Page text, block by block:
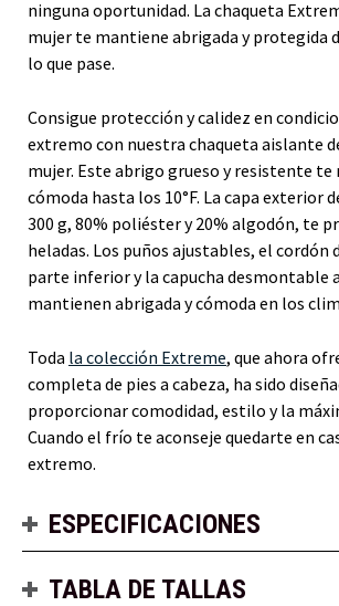
ninguna oportunidad. La chaqueta
mujer te mantiene abrigada y protegida
lo que pase.
Consigue protección y calidez en
extremo con nuestra chaqueta aislante
mujer. Este abrigo grueso y resistente
cómoda hasta los 10°F. La capa exterior
300 g, 80% poliéster y 20% algodón, te
heladas. Los puños ajustables, el cordón
parte inferior y la capucha desmontable
mantienen abrigada y cómoda en los
Toda la colección Extreme, que ahora
completa de pies a cabeza, ha sido
proporcionar comodidad, estilo y la
Cuando el frío te aconseje quedarte en
extremo.
ESPECIFICACIONES
TABLA DE TALLAS